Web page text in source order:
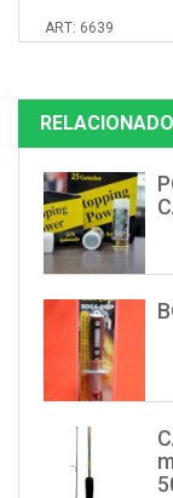
ART: 6639